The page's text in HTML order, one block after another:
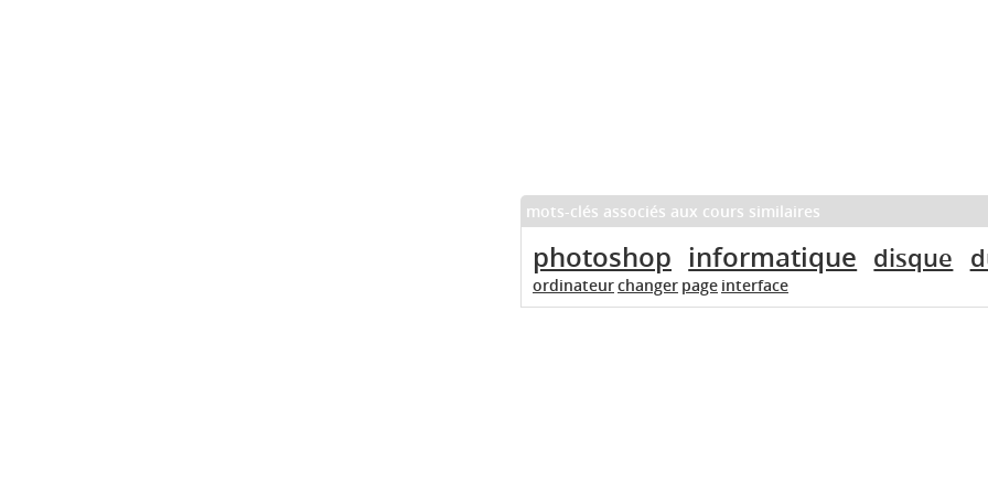
mots-clés associés aux cours similaires
photoshop informatique disque
ordinateurchanger page interface